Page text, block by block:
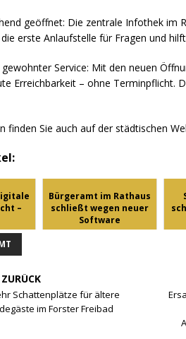
geöffnet: Die zentrale Infothek im
erste Anlaufstelle für Fragen und
Service: Mit den neuen
Erreichbarkeit – ohne Terminpflicht.
finden Sie auch auf der städtischen
–
Bürgeramt im Rathaus
schließt wegen neuer
Software
ZURÜCK
Schattenplätze für ältere
im Forster Freibad